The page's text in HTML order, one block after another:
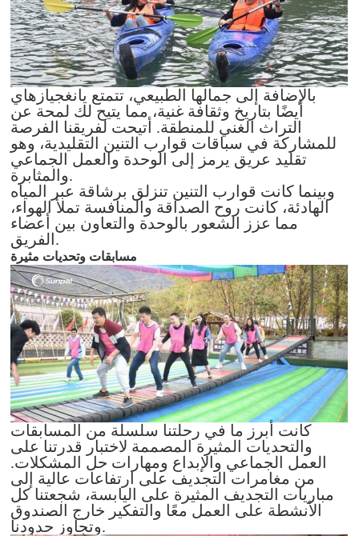
بالإضافة إلى جمالها الطبيعي، تتمتع يانغجيازهاي
أيضًا بتاريخ وثقافة غنية، مما يتيح لك لمحة عن
التراث الغني للمنطقة. أتيحت لفريقنا الفرصة
للمشاركة في سباقات قوارب التنين التقليدية، وهو
تقليد عريق يرمز إلى الوحدة والعمل الجماعي
والمثابرة.
وبينما كانت قوارب التنين تنزلق برشاقة عبر المياه
الهادئة، كانت روح الصداقة والمنافسة تملأ الهواء،
مما عزز الشعور بالوحدة والتعاون بين أعضاء
الفريق.
مسابقات وتحديات مثيرة
كانت أبرز ما في رحلتنا سلسلة من المسابقات
والتحديات المثيرة المصممة لاختبار قدرتنا على
العمل الجماعي والإبداع ومهارات حل المشكلات.
من مغامرات التجديف على ارتفاعات عالية إلى
مباريات التجديف المثيرة على اليابسة، شجعتنا كل
الأنشطة على العمل معًا والتفكير خارج الصندوق
وتجاوز حدودنا.